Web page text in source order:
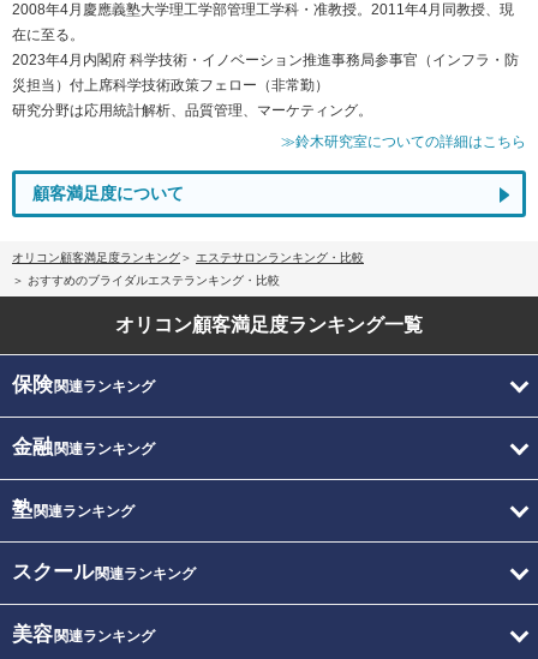
2008年4月慶應義塾大学理工学部管理工学科・准教授。2011年4月同教授、現
在に至る。
2023年4月内閣府 科学技術・イノベーション推進事務局参事官（インフラ・防
災担当）付上席科学技術政策フェロー（非常勤）
研究分野は応用統計解析、品質管理、マーケティング。
≫鈴木研究室についての詳細はこちら
顧客満足度について
オリコン顧客満足度ランキング
エステサロンランキング・比較
おすすめのブライダルエステランキング・比較
オリコン顧客満足度ランキング一覧
保険関連ランキング
金融関連ランキング
塾関連ランキング
スクール関連ランキング
美容関連ランキング